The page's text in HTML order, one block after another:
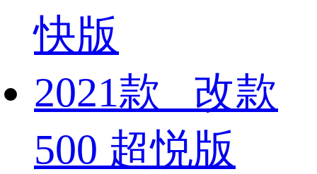
快版
2021款 改款
500 超悦版